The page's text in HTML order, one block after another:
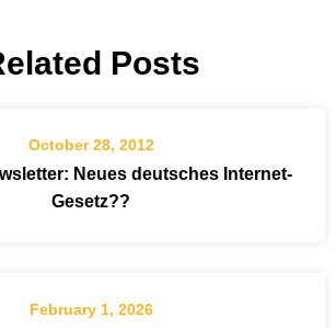
Posts
October 28, 2012
Neues deutsches Internet-
Gesetz??
February 1, 2026